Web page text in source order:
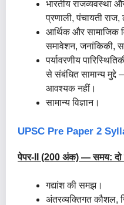
भारतीय राजव्यवस्था
प्रणाली, पंचायती
आर्थिक और सामाजिक
समावेशन, जनांकिकी,
पर्यावरणीय
से संबंधित सामान्य मुद्दे
आवश्यक नहीं।
सामान्य विज्ञान।
UPSC Pre Paper 2
पेपर-II (200 अंक) —समय:
गद्यांश की समझ।
अंतरव्यक्तिगत कौशल,